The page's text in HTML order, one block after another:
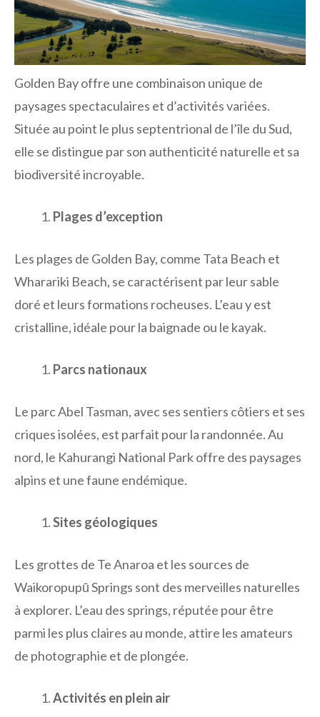
Golden Bay offre une combinaison unique de
paysages spectaculaires et d’activités variées.
Située au point le plus septentrional de l’île du Sud,
elle se distingue par son authenticité naturelle et sa
biodiversité incroyable.
Plages d’exception
Les plages de Golden Bay, comme Tata Beach et
Wharariki Beach, se caractérisent par leur sable
doré et leurs formations rocheuses. L’eau y est
cristalline, idéale pour la baignade ou le kayak.
Parcs nationaux
Le parc Abel Tasman, avec ses sentiers côtiers et ses
criques isolées, est parfait pour la randonnée. Au
nord, le Kahurangi National Park offre des paysages
alpins et une faune endémique.
Sites géologiques
Les grottes de Te Anaroa et les sources de
Waikoropupū Springs sont des merveilles naturelles
à explorer. L’eau des springs, réputée pour être
parmi les plus claires au monde, attire les amateurs
de photographie et de plongée.
Activités en plein air